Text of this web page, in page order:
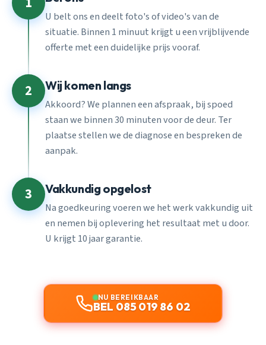
U belt ons en deelt foto's of video's van de
situatie. Binnen 1 minuut krijgt u een vrijblijvende
offerte met een duidelijke prijs vooraf.
2 Wij komen langs
Akkoord? We plannen een afspraak, bij spoed
staan we binnen 30 minuten voor de deur. Ter
plaatse stellen we de diagnose en bespreken de
aanpak.
3 Vakkundig opgelost
Na goedkeuring voeren we het werk vakkundig uit
en nemen bij oplevering het resultaat met u door.
U krijgt 10 jaar garantie.
NU BEREIKBAAR
BEL 085 019 86 02